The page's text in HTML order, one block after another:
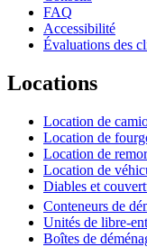
FAQ
Accessibilité
Évaluations des
Locations
Location de
Location de
Location de
Location de
Diables et
Conteneurs de
Unités de libre-
Boîtes de